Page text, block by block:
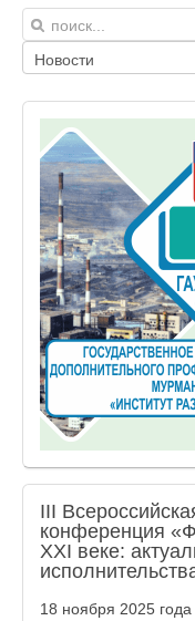
III
конференция
XXI веке:
18 ноября 2025